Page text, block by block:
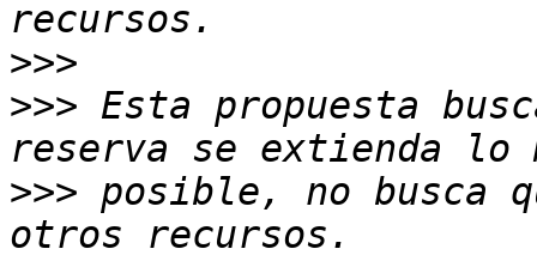
>>>
>>> Esta propuesta
>>> posible, no busca